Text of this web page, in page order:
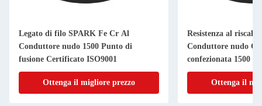
Legato di filo SPARK Fe Cr Al
Conduttore nudo 1500 Punto di
fusione Certificato ISO9001
Ottenga il migliore prezzo
Resistenza al
Conduttore nudo
confezionata 1500
Ottenga il